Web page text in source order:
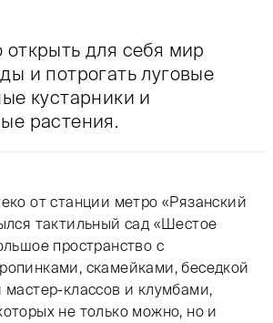
для себя мир
и потрогать луговые
кустарники и
растения.
от станции метро «Рязанский
тактильный сад «Шестое
пространство с
скамейками, беседкой
мастер-классов и клумбами,
не только можно, но и